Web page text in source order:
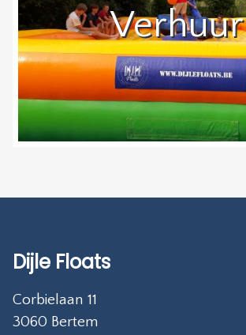
Verhuur
Dijle Floats
Corbielaan 11
3060 Bertem